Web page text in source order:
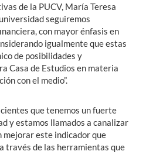
de la PUCV, María Teresa
seguiremos
con mayor énfasis en
igualmente que estas
de posibilidades y
Casa de Estudios en materia
con el medio”.
que tenemos un fuerte
y estamos llamados a canalizar
mejorar este indicador que
través de las herramientas que